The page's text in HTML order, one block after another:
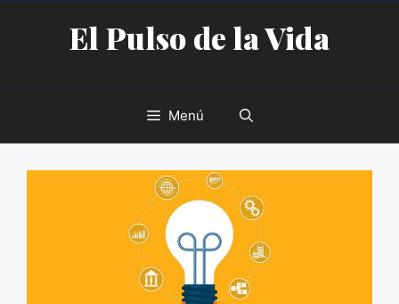
contenidoEl Pulso de la Vida
Menú